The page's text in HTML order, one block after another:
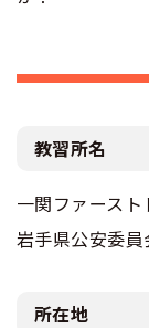
教習所名
一関ファース
岩手県公安委
所在地